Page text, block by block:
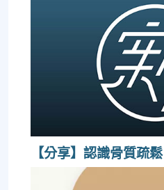
【分享】認識骨質疏鬆